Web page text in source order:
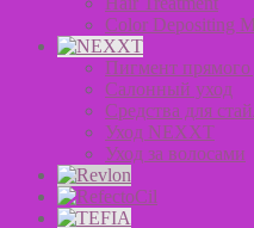
Color Depositing
Пигмент прямого
Салонный уход
Средства для
Уход NEXXT
Уход за волосами